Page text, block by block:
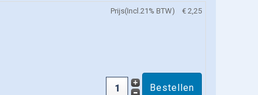
Prijs(Incl.21% BTW) € 2,25